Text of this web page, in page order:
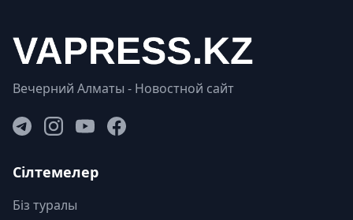
Вечерний Алматы - Новостной сайт
Сілтемелер
Біз туралы